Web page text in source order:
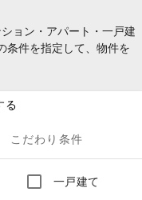
ョン・アパート・一戸建
条件を指定して、物件を
る
こだわり条件
一戸建て